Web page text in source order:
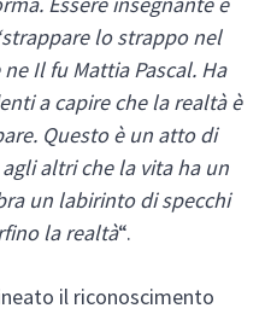
lo strappo nel
Il fu Mattia Pascal. Ha
a capire che la realtà è
Questo è un atto di
altri che la vita ha un
un labirinto di specchi
la realtà“.
il riconoscimento